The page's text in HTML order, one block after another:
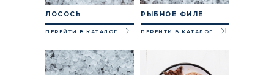
ЛОСОСЬ
ПЕРЕЙТИ В КАТАЛОГ
РЫБНОЕ ФИЛЕ
ПЕРЕЙТИ В КАТАЛОГ